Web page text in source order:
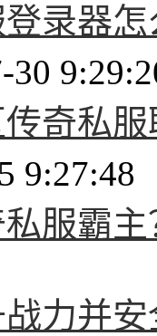
录器
30
奇私
9:27:48
服霸
力并